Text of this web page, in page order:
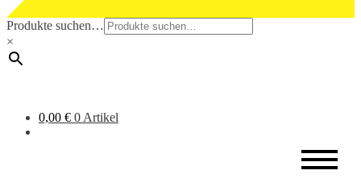
Produkte suchen…
×
0,00 € 0 Artikel